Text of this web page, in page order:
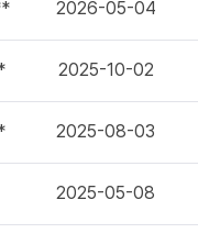
2026-05-04
2025-10-02
2025-08-03
2025-05-08